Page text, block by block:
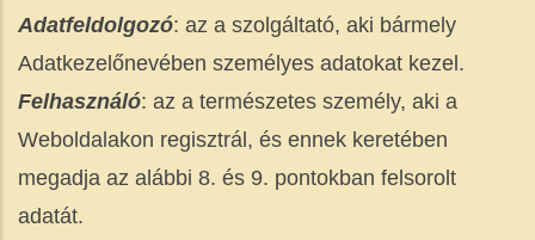
Adatfeldolgozó: az a szolgáltató, aki bármely
Adatkezelőnevében személyes adatokat kezel.
Felhasználó: az a természetes személy, aki a
Weboldalakon regisztrál, és ennek keretében
megadja az alábbi 8. és 9. pontokban felsorolt
adatát.